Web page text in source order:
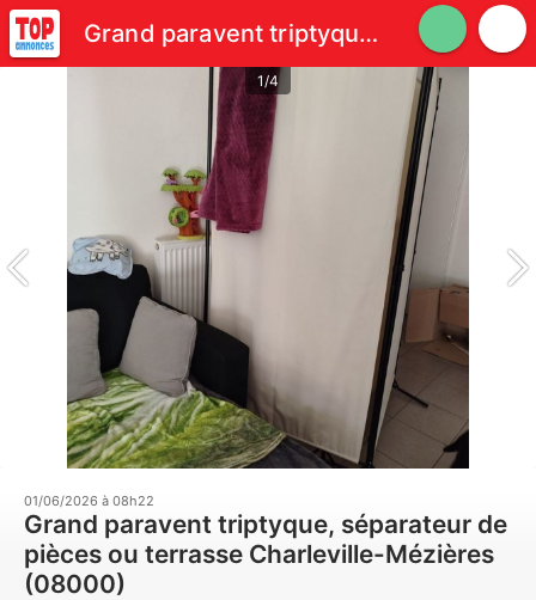
Grand paravent triptyque, séparateur de pièces ou terrasse
1/4
01/06/2026 à 08h22
Grand paravent triptyque, séparateur de
pièces ou terrasse Charleville-Mézières
(08000)